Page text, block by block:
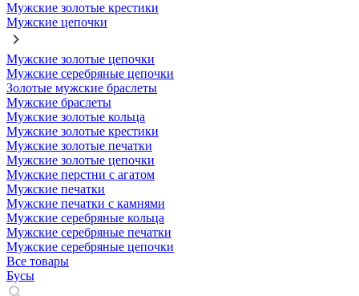
Мужские золотые крестики
Мужские цепочки
Мужские золотые цепочки
Мужские серебряные цепочки
Золотые мужские браслеты
Мужские браслеты
Мужские золотые кольца
Мужские золотые крестики
Мужские золотые печатки
Мужские золотые цепочки
Мужские перстни с агатом
Мужские печатки
Мужские печатки с камнями
Мужские серебряные кольца
Мужские серебряные печатки
Мужские серебряные цепочки
Все товары
Бусы